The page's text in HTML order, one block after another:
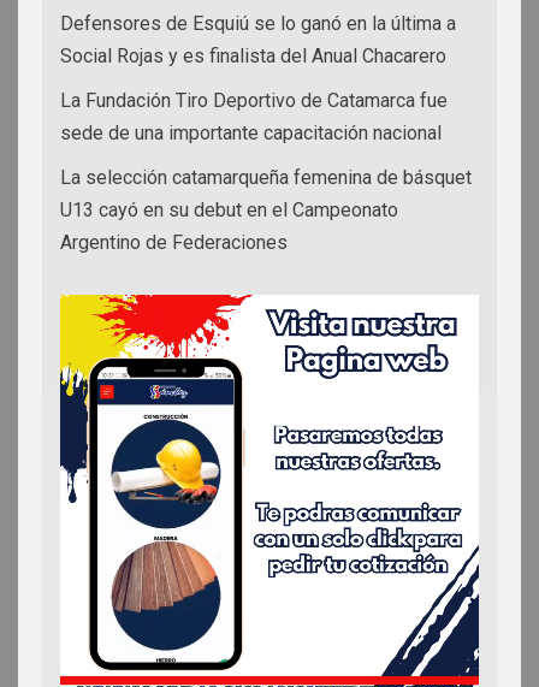
Defensores de Esquiú se lo ganó en la última a
Social Rojas y es finalista del Anual Chacarero
La Fundación Tiro Deportivo de Catamarca fue
sede de una importante capacitación nacional
La selección catamarqueña femenina de básquet
U13 cayó en su debut en el Campeonato
Argentino de Federaciones